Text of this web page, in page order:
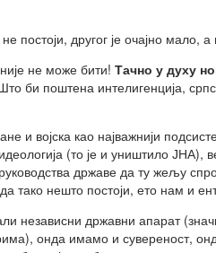
постоји, другог је очајно мало,
не може бити! Тачно у духу
би поштена интелигенција,
и војска као најважнији
(то је и уништило
државе да ту жељу
тако нешто постоји, ето нам и
независни државни апарат
онда имамо и сувереност,